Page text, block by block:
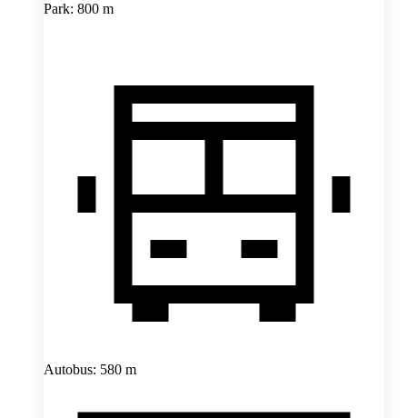
Park: 800 m
Autobus: 580 m